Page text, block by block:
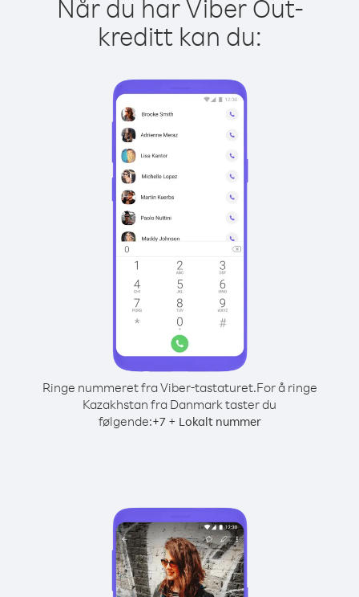
Når du har Viber Out-
kreditt kan du:
Ringe nummeret fra Viber-tastaturet.For å ringe
Kazakhstan fra Danmark taster du
følgende:+7+ Lokalt nummer